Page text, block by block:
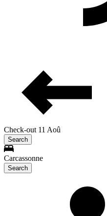
Check-out 11 Aoû
Search
Carcassonne
Search